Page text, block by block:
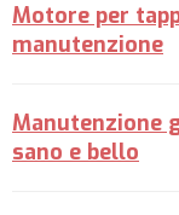
Motore per
manutenzione
Manutenzione
sano e bello